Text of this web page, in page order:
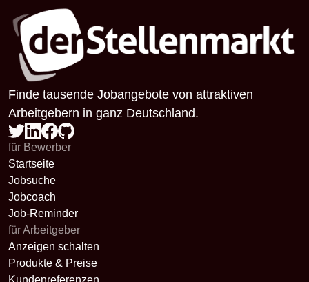
Finde tausende Jobangebote von attraktiven
Arbeitgebern in ganz Deutschland.
für Bewerber
Startseite
Jobsuche
Jobcoach
Job-Reminder
für Arbeitgeber
Anzeigen schalten
Produkte & Preise